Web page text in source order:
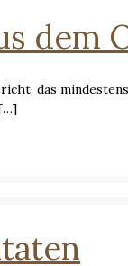
dem
das